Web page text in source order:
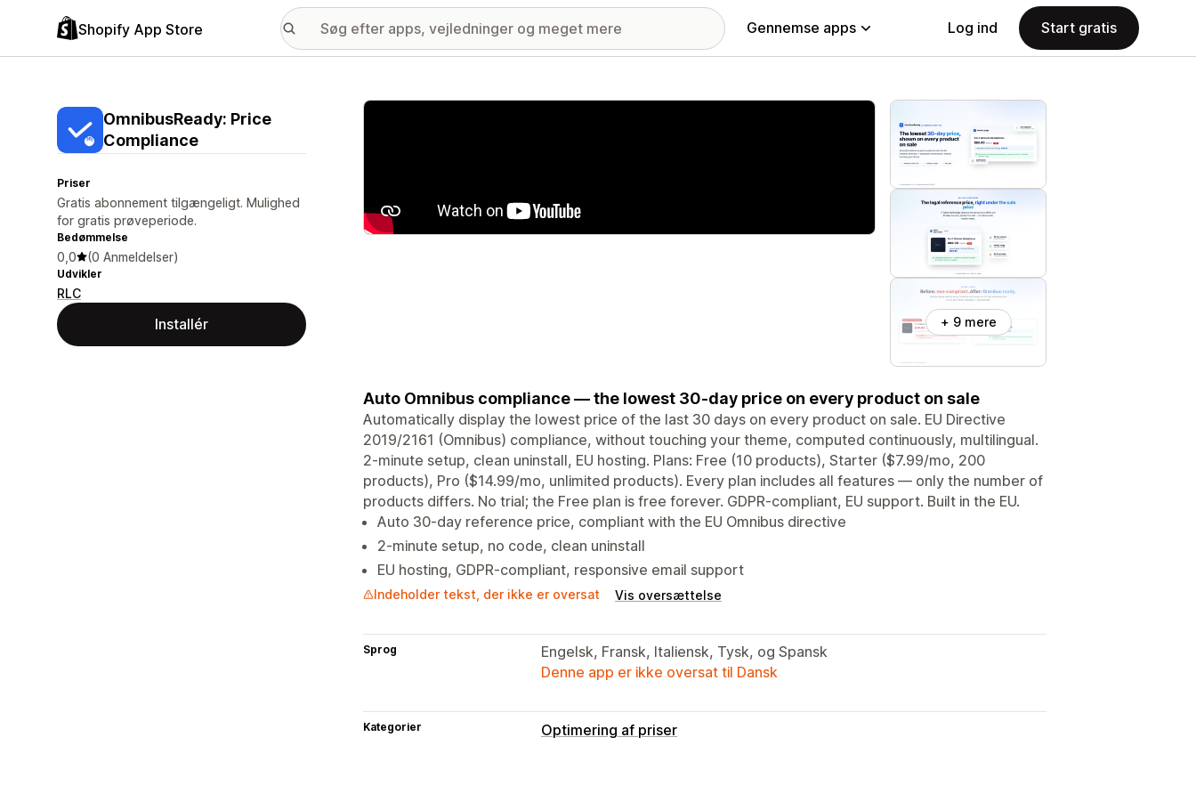
Shopify App Store Gennemse apps Log ind Start gratis
OmnibusReady: Price
Compliance
Priser
Gratis abonnement tilgængeligt. Mulighed
for gratis prøveperiode.
Bedømmelse
0,0 (0 Anmeldelser)
Udvikler
RLC
Installér
Galleri med udvalgte billeder
+ 9 mere
Auto Omnibus compliance — the lowest 30-day price on every product on sale
Automatically display the lowest price of the last 30 days on every product on sale. EU Directive
2019/2161 (Omnibus) compliance, without touching your theme, computed continuously, multilingual.
2-minute setup, clean uninstall, EU hosting. Plans: Free (10 products), Starter ($7.99/mo, 200
products), Pro ($14.99/mo, unlimited products). Every plan includes all features — only the number of
products differs. No trial; the Free plan is free forever. GDPR-compliant, EU support. Built in the EU.
Auto 30-day reference price, compliant with the EU Omnibus directive
2-minute setup, no code, clean uninstall
EU hosting, GDPR-compliant, responsive email support
Indeholder tekst, der ikke er oversat Vis oversættelse
Sprog
Engelsk, Fransk, Italiensk, Tysk, og Spansk
Denne app er ikke oversat til Dansk
Kategorier Optimering af priser